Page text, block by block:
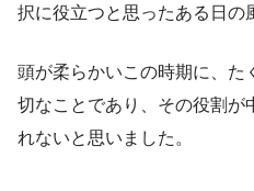
択に役立つと思ったある日の
頭が柔らかいこの時期に、た
切なことであり、その役割が
れないと思いました。